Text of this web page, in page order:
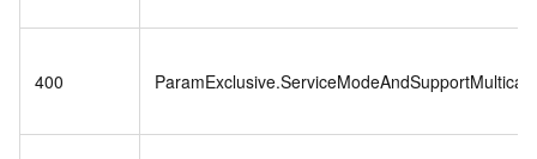
400 ParamExclusive.ServiceModeAndSupportMulticast